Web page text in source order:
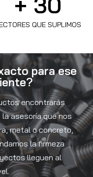
QUE SUPLIMOS
para ese
encontrarás
asesoría que nos
metal o concreto,
la firmeza
lleguen al